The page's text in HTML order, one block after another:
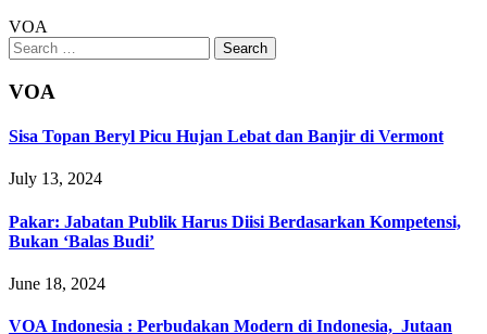
VOA
Search
for:
VOA
Sisa Topan Beryl Picu Hujan Lebat dan Banjir di Vermont
July 13, 2024
Pakar: Jabatan Publik Harus Diisi Berdasarkan Kompetensi,
Bukan ‘Balas Budi’
June 18, 2024
VOA Indonesia : Perbudakan Modern di Indonesia, Jutaan